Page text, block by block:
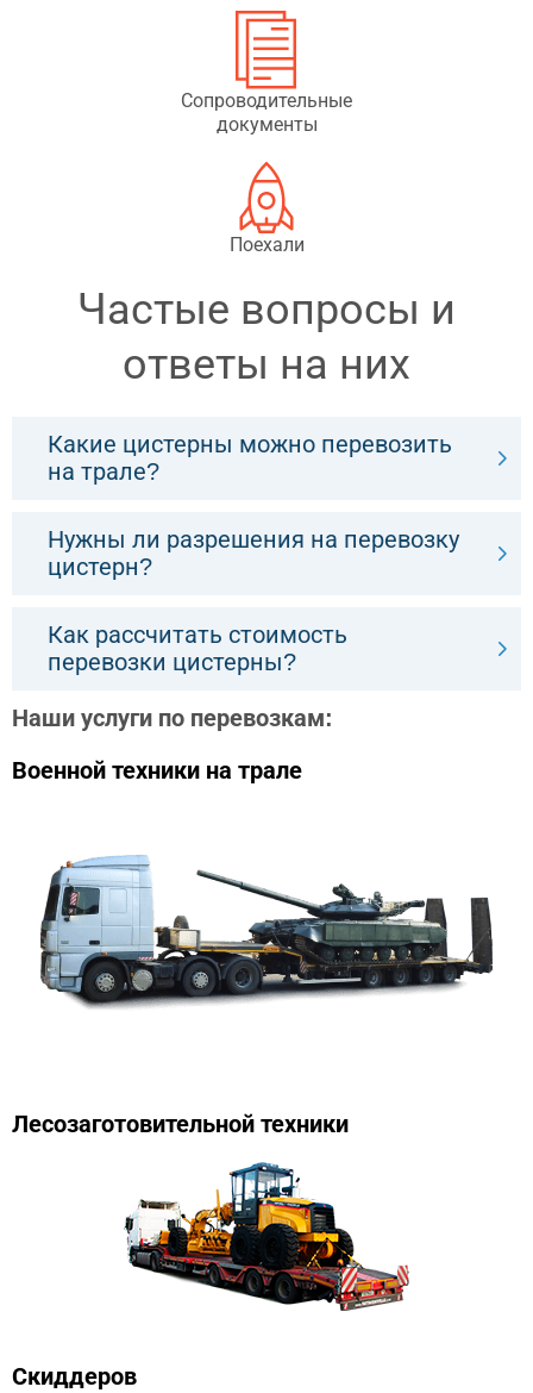
Сопроводительные
документы
Поехали
Частые вопросы и
ответы на них
Какие цистерны можно перевозить
на трале?
Нужны ли разрешения на перевозку
цистерн?
Как рассчитать стоимость
перевозки цистерны?
Наши услуги по перевозкам:
Военной техники на трале
Лесозаготовительной техники
Скиддеров